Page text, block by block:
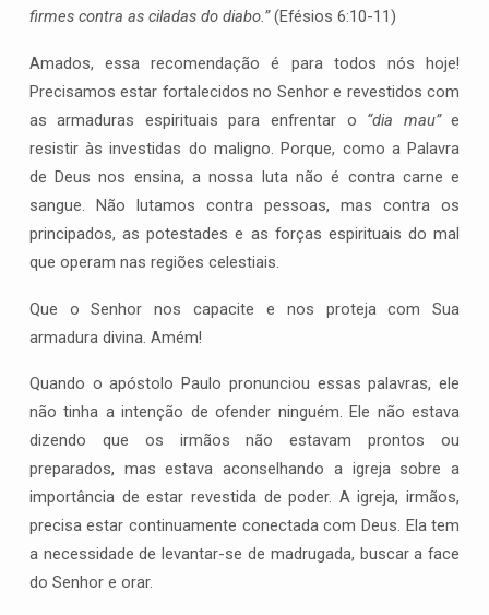
firmes contra as ciladas do diabo.”(Efésios 6:10-11)
Amados, essa recomendação é para todos nós hoje!
Precisamos estar fortalecidos no Senhor e revestidos com
as armaduras espirituais para enfrentar o “dia mau”e
resistir às investidas do maligno. Porque, como a Palavra
de Deus nos ensina, a nossa luta não é contra carne e
sangue. Não lutamos contra pessoas, mas contra os
principados, as potestades e as forças espirituais do mal
que operam nas regiões celestiais.
Que o Senhor nos capacite e nos proteja com Sua
armadura divina. Amém!
Quando o apóstolo Paulo pronunciou essas palavras, ele
não tinha a intenção de ofender ninguém. Ele não estava
dizendo que os irmãos não estavam prontos ou
preparados, mas estava aconselhando a igreja sobre a
importância de estar revestida de poder. A igreja, irmãos,
precisa estar continuamente conectada com Deus. Ela tem
a necessidade de levantar-se de madrugada, buscar a face
do Senhor e orar.